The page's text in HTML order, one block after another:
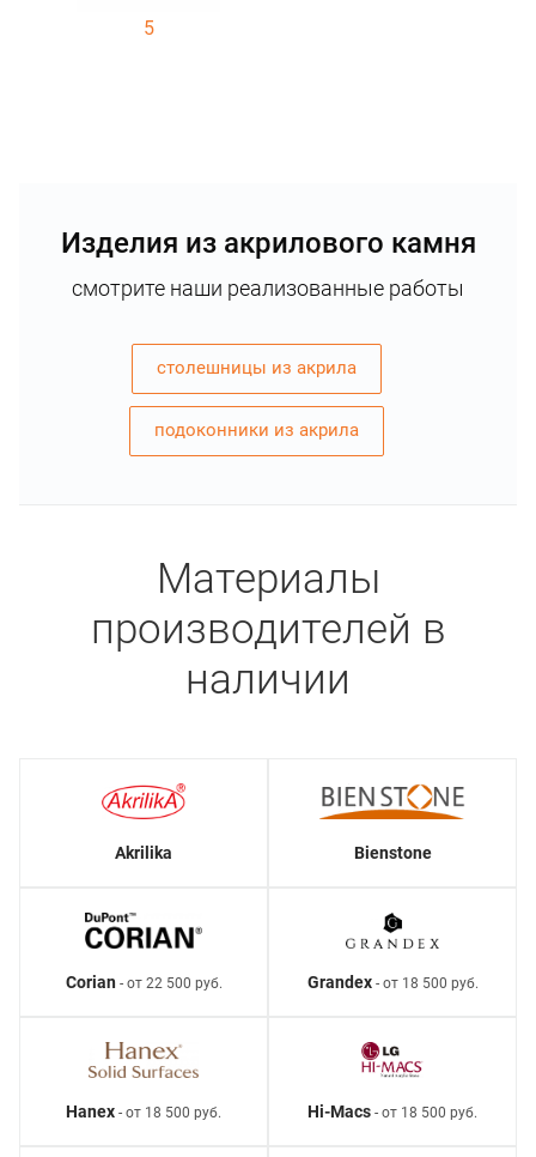
5
Изделия из акрилового камня
смотрите наши реализованные работы
столешницы из акрила
подоконники из акрила
Материалы
производителей в
наличии
Akrilika Bienstone
Corian- от 22 500 руб. Grandex- от 18 500 руб.
Hanex - от 18 500 руб. Hi-Macs - от 18 500 руб.